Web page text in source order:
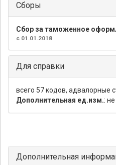
Сборы
Сбор за таможенное
с 01.01.2018
Для справки
всего 57 кодов, адвалорные
Дополнительная ед.изм.:
Дополнительная